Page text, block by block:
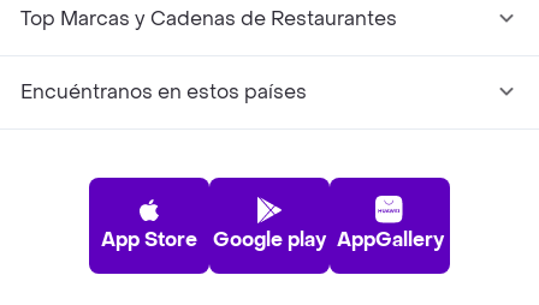
Top Marcas y Cadenas de Restaurantes
Encuéntranos en estos países
App Store Google play AppGallery